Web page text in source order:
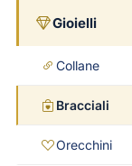
Gioielli
Collane
Bracciali
Orecchini